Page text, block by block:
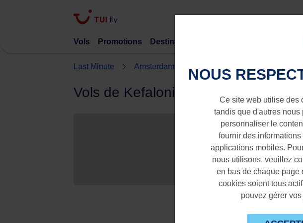
Vols Promotions Destinations
Last Minute Amsterdam
Vols de Kefalonia vers Amsterdam
NOUS
Ce site web utilise des
tandis que d'autres nous
personnaliser le
fournir des
applications mobiles.
nous utilisons, veuillez
en bas de chaque page
cookies soient tous
pouvez gérer